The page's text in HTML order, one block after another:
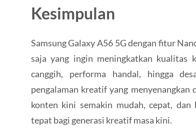
Kesimpulan
Samsung Galaxy A56 5G dengan fitur
saja yang ingin meningkatkan kualitas
canggih, performa handal, hingga
pengalaman kreatif yang menyenangkan
konten kini semakin mudah, cepat,
tepat bagi generasi kreatif masa kini.